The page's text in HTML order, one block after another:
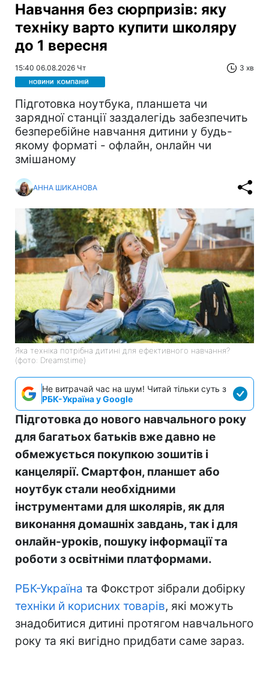
Навчання без сюрпризів: яку
техніку варто купити школяру
до 1 вересня
15:40 06.08.2026 Чт 3 хв
Підготовка ноутбука, планшета чи
зарядної станції заздалегідь забезпечить
безперебійне навчання дитини у будь-
якому форматі - офлайн, онлайн чи
змішаному
АННА ШИКАНОВА
Яка техніка потрібна дитині для ефективного навчання?
(фото: Dreamstime)
Не витрачай час на шум! Читай тільки суть з
РБК-Україна у Google
Підготовка до нового навчального року
для багатьох батьків вже давно не
обмежується покупкою зошитів і
канцелярії. Смартфон, планшет або
ноутбук стали необхідними
інструментами для школярів, як для
виконання домашніх завдань, так і для
онлайн-уроків, пошуку інформації та
роботи з освітніми платформами.
РБК-Україна та Фокстрот зібрали добірку
техніки й корисних товарів, які можуть
знадобитися дитині протягом навчального
року та які вигідно придбати саме зараз.